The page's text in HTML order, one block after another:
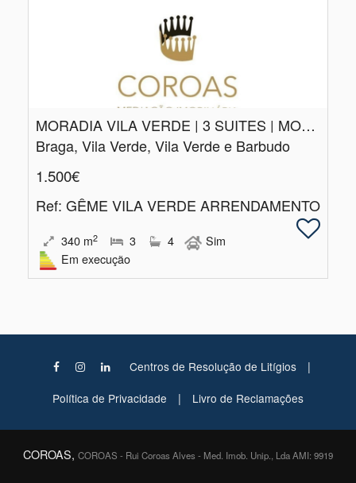
MORADIA VILA VERDE | 3 SUITES | MOBILADA
Braga, Vila Verde, Vila Verde e Barbudo
1.500€
Ref: GÊME VILA VERDE ARRENDAMENTO
340 m2 3 4
Sim
Em execução
Centros de Resolução de Litígios |
Política de Privacidade | Livro de Reclamações
COROAS, COROAS - Rui Coroas Alves - Med. Imob. Unip., Lda AMI: 9919